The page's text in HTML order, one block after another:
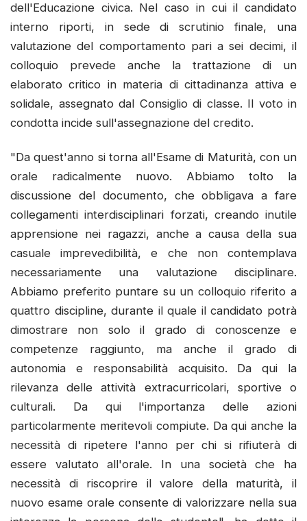
dell'Educazione civica. Nel caso in cui il candidato
interno riporti, in sede di scrutinio finale, una
valutazione del comportamento pari a sei decimi, il
colloquio prevede anche la trattazione di un
elaborato critico in materia di cittadinanza attiva e
solidale, assegnato dal Consiglio di classe. Il voto in
condotta incide sull'assegnazione del credito.
"Da quest'anno si torna all'Esame di Maturità, con un
orale radicalmente nuovo. Abbiamo tolto la
discussione del documento, che obbligava a fare
collegamenti interdisciplinari forzati, creando inutile
apprensione nei ragazzi, anche a causa della sua
casuale imprevedibilità, e che non contemplava
necessariamente una valutazione disciplinare.
Abbiamo preferito puntare su un colloquio riferito a
quattro discipline, durante il quale il candidato potrà
dimostrare non solo il grado di conoscenze e
competenze raggiunto, ma anche il grado di
autonomia e responsabilità acquisito. Da qui la
rilevanza delle attività extracurricolari, sportive o
culturali. Da qui l'importanza delle azioni
particolarmente meritevoli compiute. Da qui anche la
necessità di ripetere l'anno per chi si rifiuterà di
essere valutato all'orale. In una società che ha
necessità di riscoprire il valore della maturità, il
nuovo esame orale consente di valorizzare nella sua